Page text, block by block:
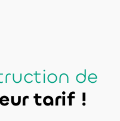
de
tarif !